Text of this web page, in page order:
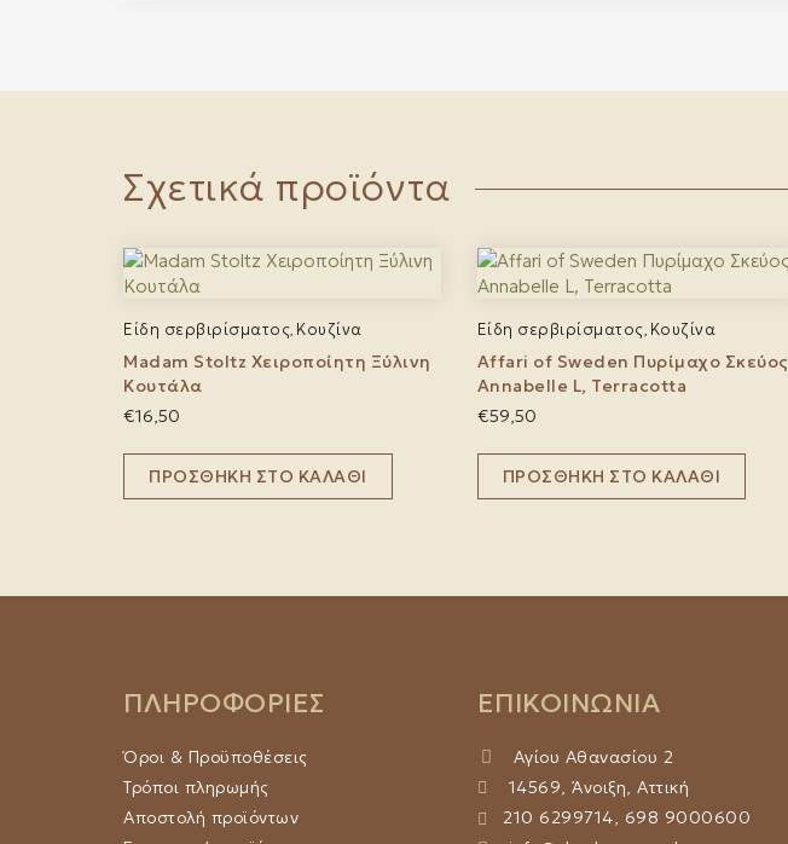
Σχετικά προϊόντα
Είδη σερβιρίσματος, Κουζίνα
Madam Stoltz Χειροποίητη Ξύλινη
Κουτάλα
€16,50
ΠΡΟΣΘΉΚΗ ΣΤΟ ΚΑΛΆΘΙ
Είδη σερβιρίσματος, Κουζίνα
Affari of Sweden Πυρίμαχο Σκεύος
Annabelle L, Terracotta
€59,50
ΠΡΟΣΘΉΚΗ ΣΤΟ ΚΑΛΆΘΙ
ΠΛΗΡΟΦΟΡΙΕΣ
Όροι & Προϋποθέσεις
Τρόποι πληρωμής
Αποστολή προϊόντων
ΕΠΙΚΟΙΝΩΝΙΑ
Αγίου Αθανασίου 2
14569, Άνοιξη, Αττική
210 6299714, 698 9000600